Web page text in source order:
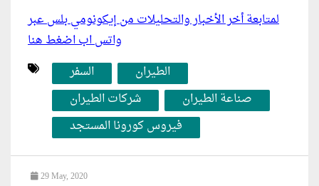
لمتابعة أخر الأخبار والتحليلات من إيكونومي بلس عبر
واتس اب اضغط هنا
السفر
الطيران
شركات الطيران
صناعة الطيران
فيروس كورونا المستجد
29 May, 2020